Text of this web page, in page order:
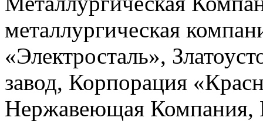
металлургическая
«Электросталь»,
завод, Корпорация
Нержавеющая